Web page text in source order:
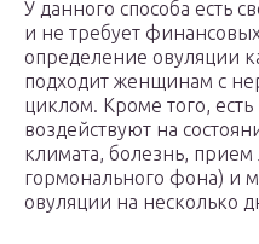
У данного способа есть
и не требует
определение овуляции
подходит женщинам с
циклом. Кроме того,
воздействуют на
климата, болезнь,
гормонального фона) и
овуляции на несколько